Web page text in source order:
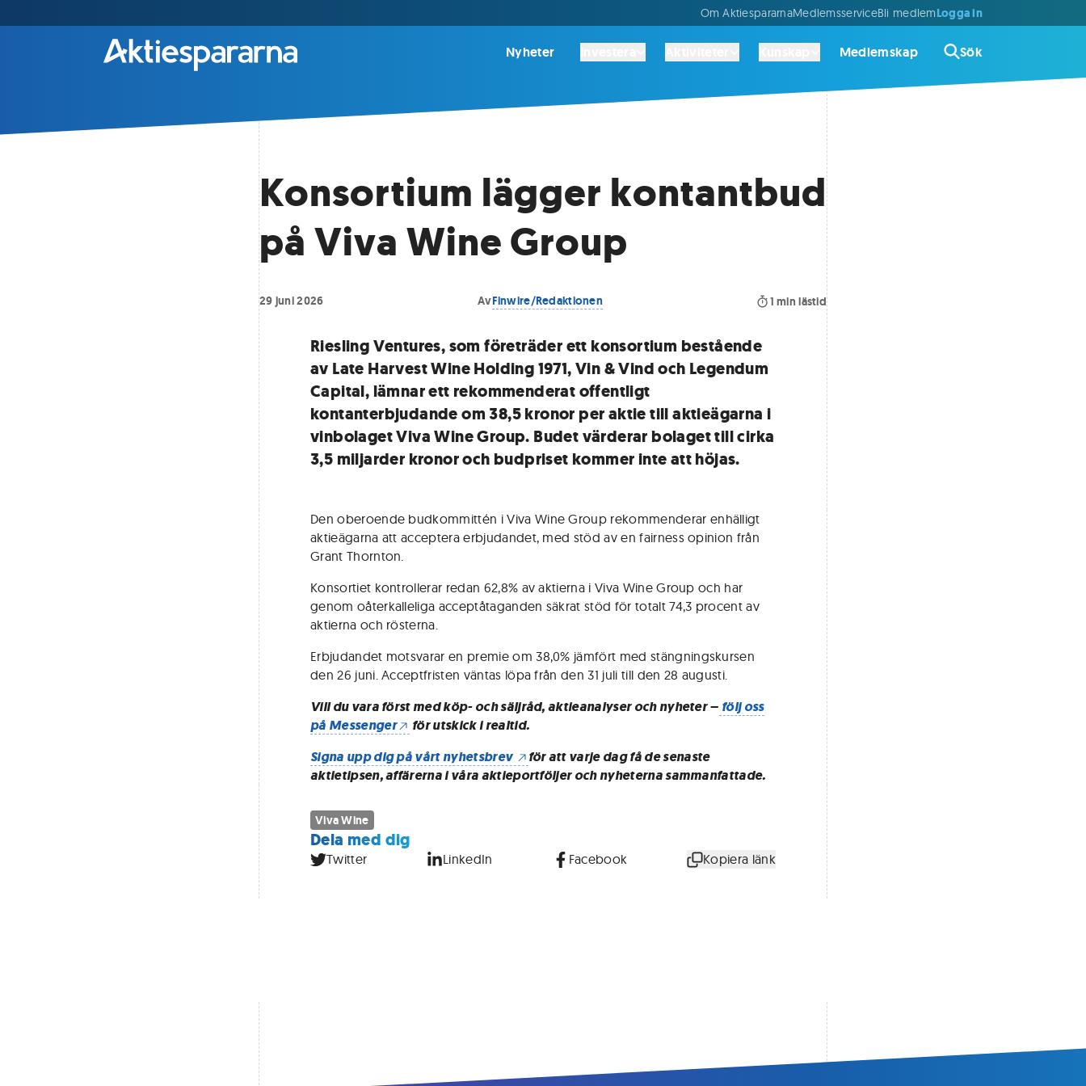
Om AktiespararnaMedlemsserviceBli medlemLogga in
Nyheter Medlemskap Sök
Konsortium lägger kontantbud
på Viva Wine Group
29 juni 2026 AvFinwire/Redaktionen 1 min lästid
Riesling Ventures, som företräder ett konsortium bestående
av Late Harvest Wine Holding 1971, Vin & Vind och Legendum
Capital, lämnar ett rekommenderat offentligt
kontanterbjudande om 38,5 kronor per aktie till aktieägarna i
vinbolaget Viva Wine Group. Budet värderar bolaget till cirka
3,5 miljarder kronor och budpriset kommer inte att höjas.
Den oberoende budkommittén i Viva Wine Group rekommenderar enhälligt
aktieägarna att acceptera erbjudandet, med stöd av en fairness opinion från
Grant Thornton.
Konsortiet kontrollerar redan 62,8% av aktierna i Viva Wine Group och har
genom oåterkalleliga acceptåtaganden säkrat stöd för totalt 74,3 procent av
aktierna och rösterna.
Erbjudandet motsvarar en premie om 38,0% jämfört med stängningskursen
den 26 juni. Acceptfristen väntas löpa från den 31 juli till den 28 augusti.
Vill du vara först med köp- och säljråd, aktieanalyser och nyheter – följ oss
på Messenger
för utskick i realtid.
Signa upp dig på vårt nyhetsbrev
för att varje dag få de senaste
aktietipsen, affärerna i våra aktieportföljer och nyheterna sammanfattade.
Viva Wine
Dela med dig
Twitter LinkedIn Facebook Kopiera länk